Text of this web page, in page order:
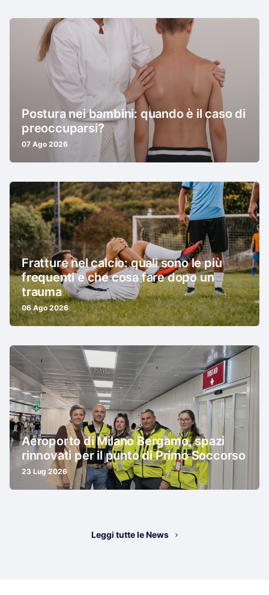
Postura nei bambini: quando è il caso di
preoccuparsi?
07 Ago 2026
Fratture nel calcio: quali sono le più
frequenti e che cosa fare dopo un
trauma
06 Ago 2026
Aeroporto di Milano Bergamo, spazi
rinnovati per il punto di Primo Soccorso
23 Lug 2026
Leggi tutte le News